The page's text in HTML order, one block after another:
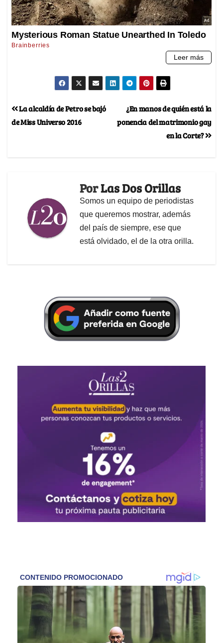
¿En manos de quién está la
ponencia del matrimonio gay
en la Corte?
La alcaldía de Petro se bajó
de Miss Universo 2016
PorLas Dos Orillas
Somos un equipo de periodistas
que queremos mostrar, además
del país de siempre, ese que
está olvidado, el de la otra orilla.